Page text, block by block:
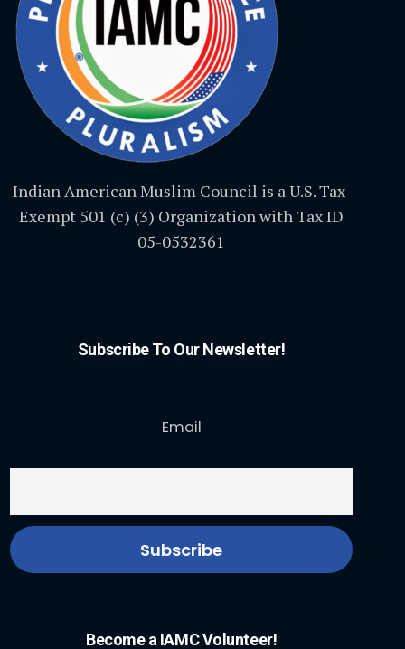
Indian American Muslim Council is a U.S. Tax-
Exempt 501 (c) (3) Organization with Tax ID
05-0532361
Subscribe To Our Newsletter!
Email
Become a IAMC Volunteer!